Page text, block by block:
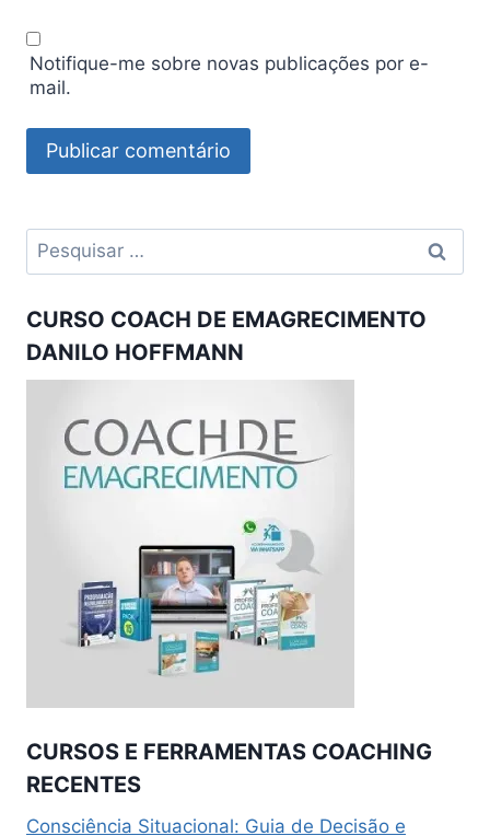
Notifique-me sobre novas publicações por e-
mail.
Pesquisar
por:
CURSO COACH DE EMAGRECIMENTO
DANILO HOFFMANN
CURSOS E FERRAMENTAS COACHING
RECENTES
Consciência Situacional: Guia de Decisão e